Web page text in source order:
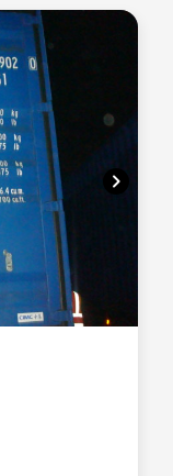
chevron_right